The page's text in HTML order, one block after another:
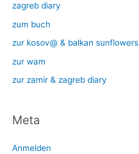
zagreb diary
zum buch
zur kosov@ & balkan sunflowers
zur wam
zur zamir & zagreb diary
Meta
Anmelden